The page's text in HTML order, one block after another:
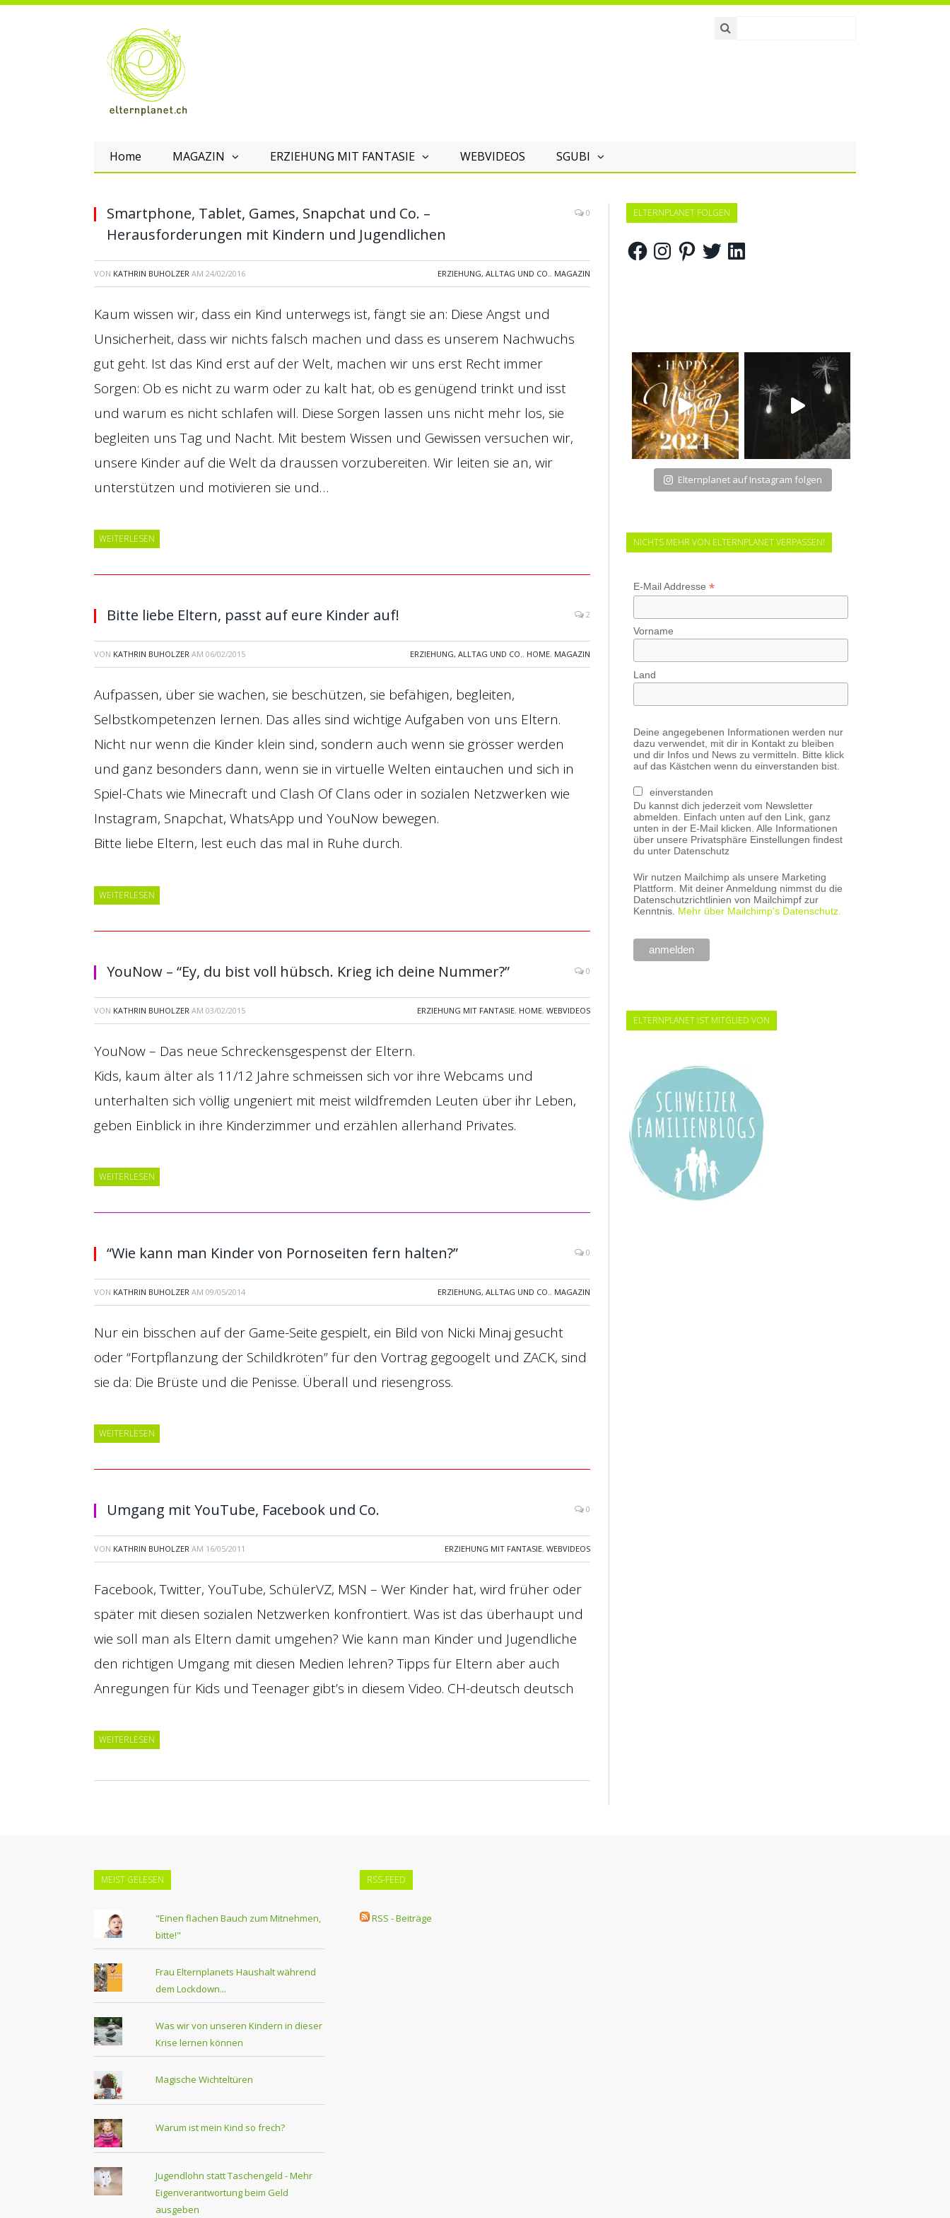
Home MAGAZIN ERZIEHUNG MIT FANTASIE WEBVIDEOS SGUBI
Smartphone, Tablet, Games, Snapchat und Co. –
Herausforderungen mit Kindern und Jugendlichen
0
VON KATHRIN BUHOLZER AM 24/02/2016 ERZIEHUNG, ALLTAG UND CO., MAGAZIN
Kaum wissen wir, dass ein Kind unterwegs ist, fängt sie an: Diese Angst und
Unsicherheit, dass wir nichts falsch machen und dass es unserem Nachwuchs
gut geht. Ist das Kind erst auf der Welt, machen wir uns erst Recht immer
Sorgen: Ob es nicht zu warm oder zu kalt hat, ob es genügend trinkt und isst
und warum es nicht schlafen will. Diese Sorgen lassen uns nicht mehr los, sie
begleiten uns Tag und Nacht. Mit bestem Wissen und Gewissen versuchen wir,
unsere Kinder auf die Welt da draussen vorzubereiten. Wir leiten sie an, wir
unterstützen und motivieren sie und…
WEITERLESEN
Bitte liebe Eltern, passt auf eure Kinder auf! 2
VON KATHRIN BUHOLZER AM 06/02/2015 ERZIEHUNG, ALLTAG UND CO., HOME, MAGAZIN
Aufpassen, über sie wachen, sie beschützen, sie befähigen, begleiten,
Selbstkompetenzen lernen. Das alles sind wichtige Aufgaben von uns Eltern.
Nicht nur wenn die Kinder klein sind, sondern auch wenn sie grösser werden
und ganz besonders dann, wenn sie in virtuelle Welten eintauchen und sich in
Spiel-Chats wie Minecraft und Clash Of Clans oder in sozialen Netzwerken wie
Instagram, Snapchat, WhatsApp und YouNow bewegen.
Bitte liebe Eltern, lest euch das mal in Ruhe durch.
WEITERLESEN
YouNow – “Ey, du bist voll hübsch. Krieg ich deine Nummer?” 0
VON KATHRIN BUHOLZER AM 03/02/2015 ERZIEHUNG MIT FANTASIE, HOME, WEBVIDEOS
YouNow – Das neue Schreckensgespenst der Eltern.
Kids, kaum älter als 11/12 Jahre schmeissen sich vor ihre Webcams und
unterhalten sich völlig ungeniert mit meist wildfremden Leuten über ihr Leben,
geben Einblick in ihre Kinderzimmer und erzählen allerhand Privates.
WEITERLESEN
“Wie kann man Kinder von Pornoseiten fern halten?” 0
VON KATHRIN BUHOLZER AM 09/05/2014 ERZIEHUNG, ALLTAG UND CO. , MAGAZIN
Nur ein bisschen auf der Game-Seite gespielt, ein Bild von Nicki Minaj gesucht
oder “Fortpflanzung der Schildkröten” für den Vortrag gegoogelt und ZACK, sind
sie da: Die Brüste und die Penisse. Überall und riesengross.
WEITERLESEN
Umgang mit YouTube, Facebook und Co. 0
VON KATHRIN BUHOLZER AM 16/05/2011 ERZIEHUNG MIT FANTASIE, WEBVIDEOS
Facebook, Twitter, YouTube, SchülerVZ, MSN – Wer Kinder hat, wird früher oder
später mit diesen sozialen Netzwerken konfrontiert. Was ist das überhaupt und
wie soll man als Eltern damit umgehen? Wie kann man Kinder und Jugendliche
den richtigen Umgang mit diesen Medien lehren? Tipps für Eltern aber auch
Anregungen für Kids und Teenager gibt’s in diesem Video. CH-deutsch deutsch
WEITERLESEN
ELTERNPLANET FOLGEN
FacebookInstagramPinterestTwitterLinkedIn
Elternplanet auf Instagram folgen
NICHTS MEHR VON ELTERNPLANET VERPASSEN!
E-Mail Addresse *
Vorname
Land
Deine angegebenen Informationen werden nur
dazu verwendet, mit dir in Kontakt zu bleiben
und dir Infos und News zu vermitteln. Bitte klick
auf das Kästchen wenn du einverstanden bist.
einverstanden
Du kannst dich jederzeit vom Newsletter
abmelden. Einfach unten auf den Link, ganz
unten in der E-Mail klicken. Alle Informationen
über unsere Privatsphäre Einstellungen findest
du unter Datenschutz
Wir nutzen Mailchimp als unsere Marketing
Plattform. Mit deiner Anmeldung nimmst du die
Datenschutzrichtlinien von Mailchimpf zur
Kenntnis. Mehr über Mailchimp's Datenschutz.
ELTERNPLANET IST MITGLIED VON
MEIST GELESEN
"Einen flachen Bauch zum Mitnehmen,
bitte!"
Frau Elternplanets Haushalt während
dem Lockdown...
Was wir von unseren Kindern in dieser
Krise lernen können
Magische Wichteltüren
Warum ist mein Kind so frech?
Jugendlohn statt Taschengeld - Mehr
Eigenverantwortung beim Geld
ausgeben
RSS-FEED
RSS - Beiträge